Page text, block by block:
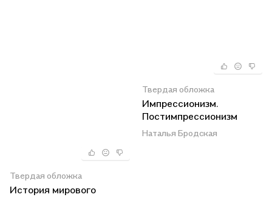
Твердая обложка
История мирового
Твердая обложка
Импрессионизм.
Постимпрессионизм
(комплект из 2-х книг)
Наталья Бродская